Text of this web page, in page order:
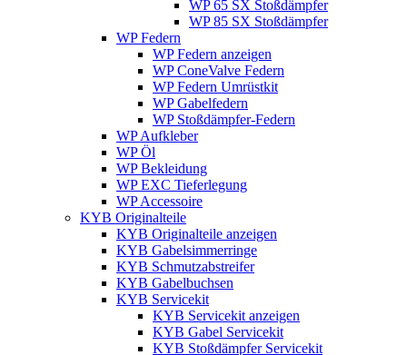
WP 65 SX Stoßdämpfer
WP 85 SX Stoßdämpfer
WP Federn
WP Federn anzeigen
WP ConeValve Federn
WP Federn Umrüstkit
WP Gabelfedern
WP Stoßdämpfer-Federn
WP Aufkleber
WP Öl
WP Bekleidung
WP EXC Tieferlegung
WP Accessoire
KYB Originalteile
KYB Originalteile anzeigen
KYB Gabelsimmerringe
KYB Schmutzabstreifer
KYB Gabelbuchsen
KYB Servicekit
KYB Servicekit anzeigen
KYB Gabel Servicekit
KYB Stoßdämpfer Servicekit